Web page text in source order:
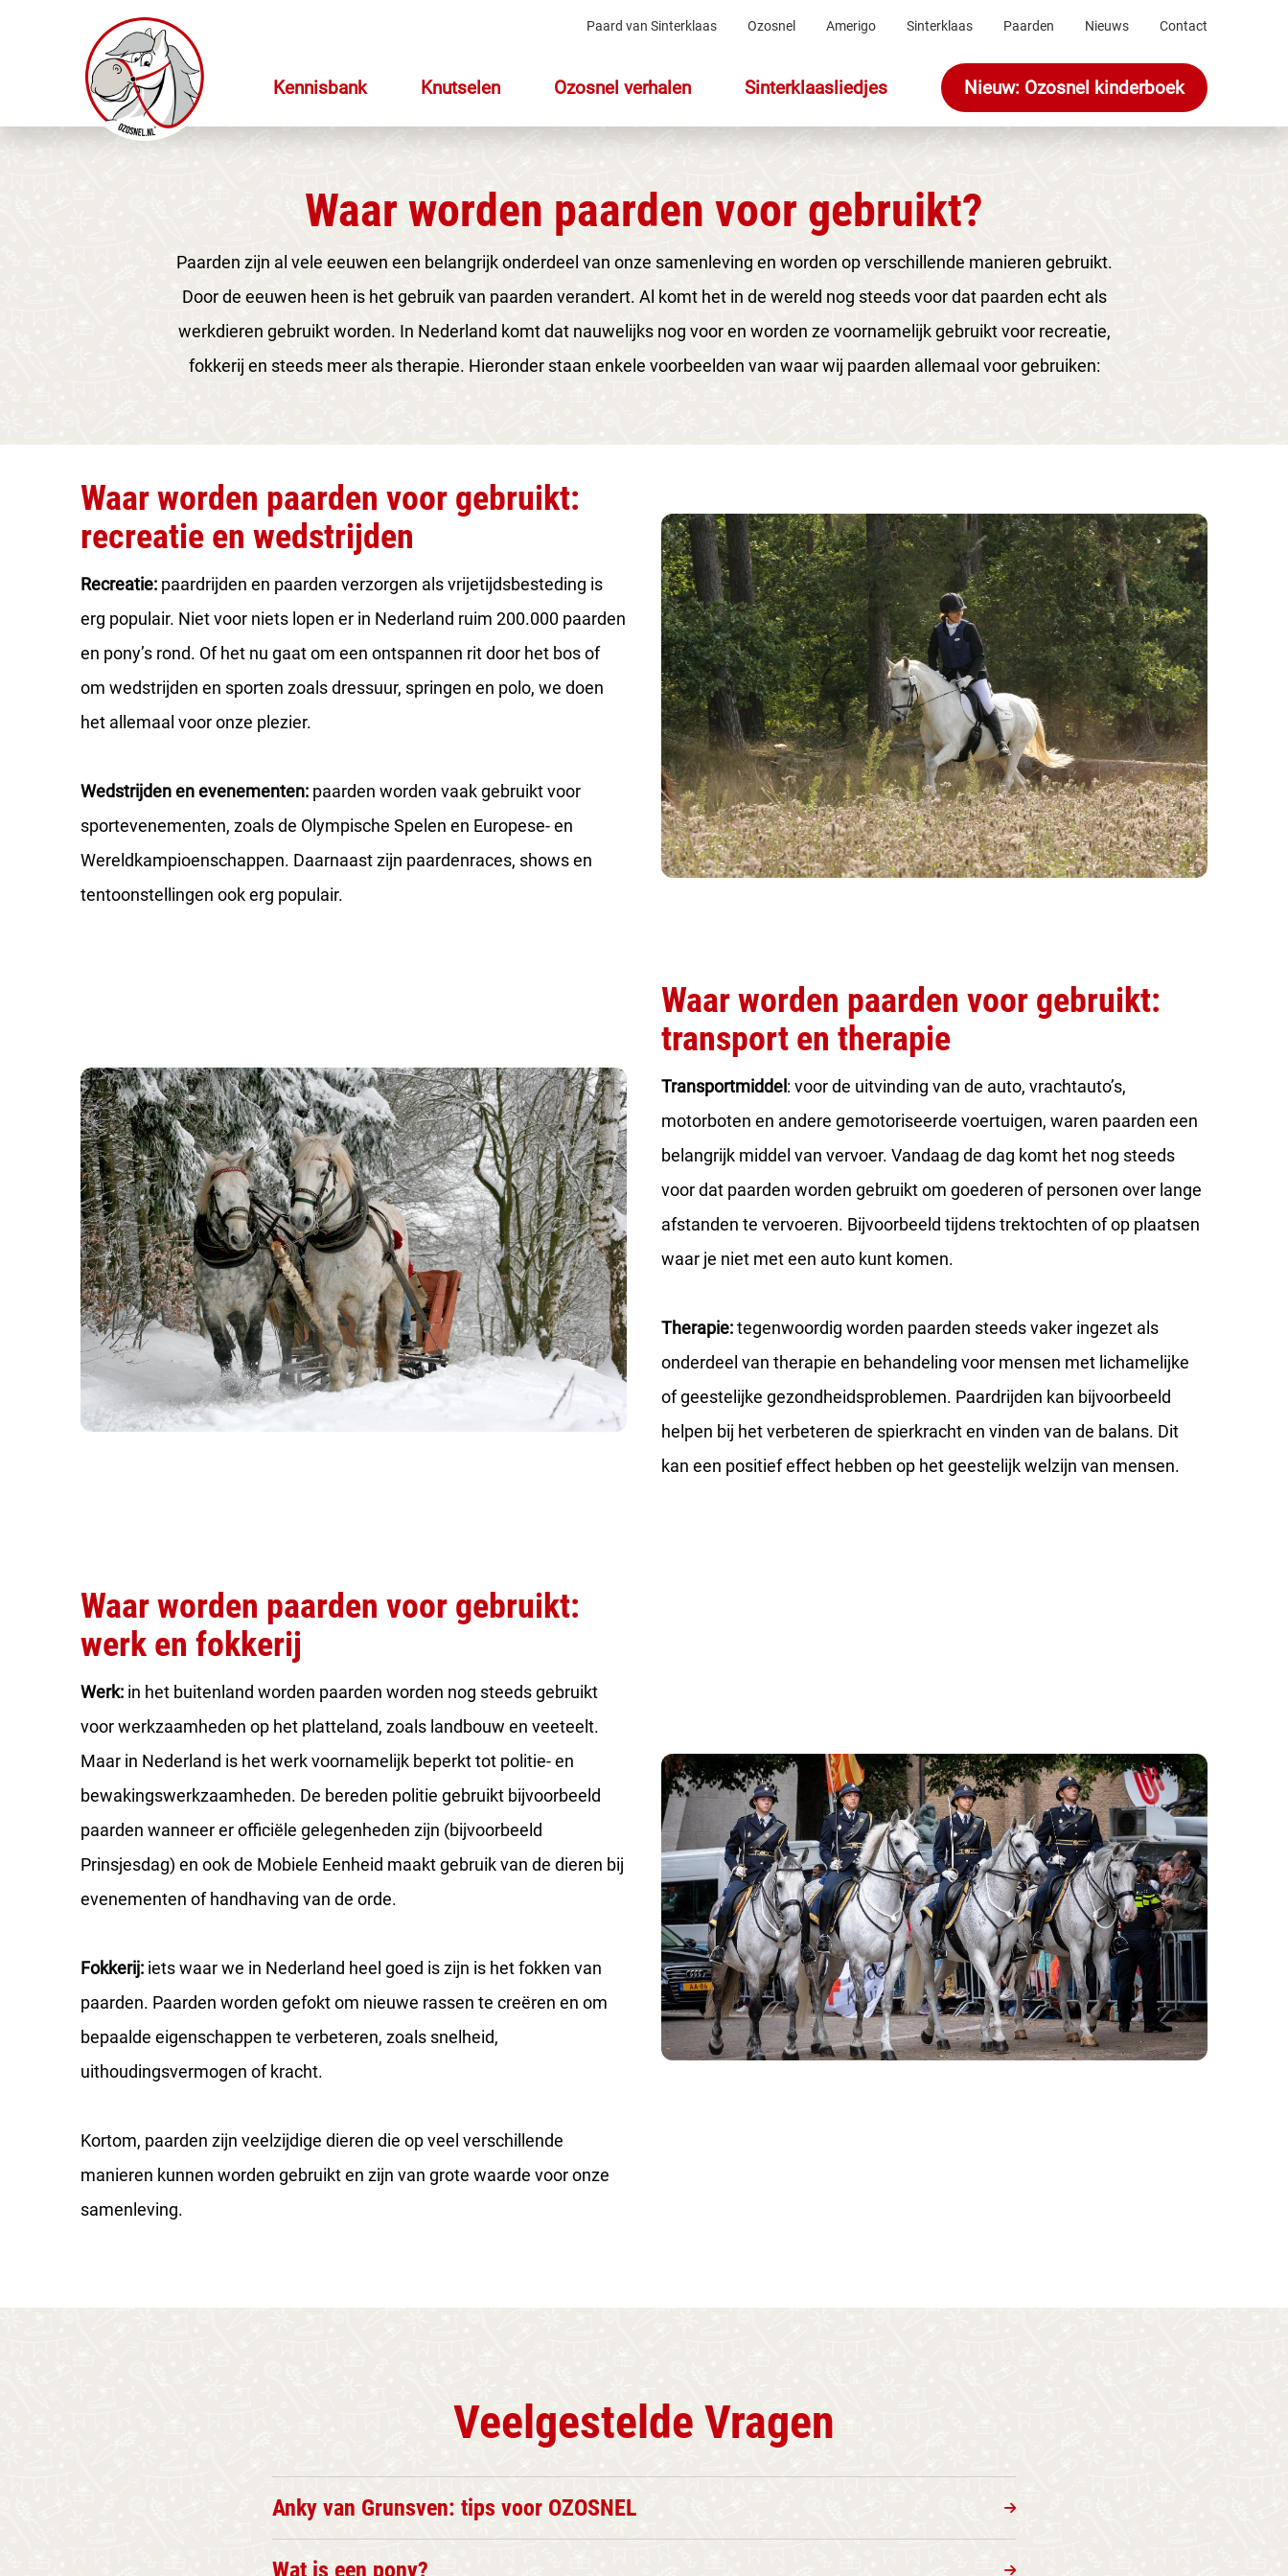
Paard van Sinterklaas Ozosnel Amerigo Sinterklaas Paarden Nieuws Contact
Kennisbank Knutselen Ozosnel verhalen Sinterklaasliedjes Nieuw: Ozosnel kinderboek
Waar worden paarden voor gebruikt?
Paarden zijn al vele eeuwen een belangrijk onderdeel van onze samenleving en worden op verschillende manieren gebruikt.
Door de eeuwen heen is het gebruik van paarden verandert. Al komt het in de wereld nog steeds voor dat paarden echt als
werkdieren gebruikt worden. In Nederland komt dat nauwelijks nog voor en worden ze voornamelijk gebruikt voor recreatie,
fokkerij en steeds meer als therapie. Hieronder staan enkele voorbeelden van waar wij paarden allemaal voor gebruiken:
Waar worden paarden voor gebruikt:
recreatie en wedstrijden
Recreatie: paardrijden en paarden verzorgen als vrijetijdsbesteding is
erg populair. Niet voor niets lopen er in Nederland ruim 200.000 paarden
en pony’s rond. Of het nu gaat om een ontspannen rit door het bos of
om wedstrijden en sporten zoals dressuur, springen en polo, we doen
het allemaal voor onze plezier.
Wedstrijden en evenementen: paarden worden vaak gebruikt voor
sportevenementen, zoals de Olympische Spelen en Europese- en
Wereldkampioenschappen. Daarnaast zijn paardenraces, shows en
tentoonstellingen ook erg populair.
Waar worden paarden voor gebruikt:
transport en therapie
Transportmiddel : voor de uitvinding van de auto, vrachtauto’s,
motorboten en andere gemotoriseerde voertuigen, waren paarden een
belangrijk middel van vervoer. Vandaag de dag komt het nog steeds
voor dat paarden worden gebruikt om goederen of personen over lange
afstanden te vervoeren. Bijvoorbeeld tijdens trektochten of op plaatsen
waar je niet met een auto kunt komen.
Therapie:tegenwoordig worden paarden steeds vaker ingezet als
onderdeel van therapie en behandeling voor mensen met lichamelijke
of geestelijke gezondheidsproblemen. Paardrijden kan bijvoorbeeld
helpen bij het verbeteren de spierkracht en vinden van de balans. Dit
kan een positief effect hebben op het geestelijk welzijn van mensen.
Waar worden paarden voor gebruikt:
werk en fokkerij
Werk: in het buitenland worden paarden worden nog steeds gebruikt
voor werkzaamheden op het platteland, zoals landbouw en veeteelt.
Maar in Nederland is het werk voornamelijk beperkt tot politie- en
bewakingswerkzaamheden. De bereden politie gebruikt bijvoorbeeld
paarden wanneer er officiële gelegenheden zijn (bijvoorbeeld
Prinsjesdag) en ook de Mobiele Eenheid maakt gebruik van de dieren bij
evenementen of handhaving van de orde.
Fokkerij: iets waar we in Nederland heel goed is zijn is het fokken van
paarden. Paarden worden gefokt om nieuwe rassen te creëren en om
bepaalde eigenschappen te verbeteren, zoals snelheid,
uithoudingsvermogen of kracht.
Kortom, paarden zijn veelzijdige dieren die op veel verschillende
manieren kunnen worden gebruikt en zijn van grote waarde voor onze
samenleving.
Veelgestelde Vragen
Anky van Grunsven: tips voor OZOSNEL
Wat is een pony?